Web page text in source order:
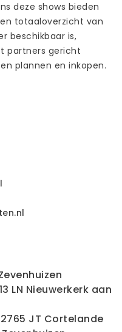
deze shows bieden
totaaloverzicht van
beschikbaar is,
partners gericht
plannen en inkopen.
LN Nieuwerkerk aan
JT Cortelande